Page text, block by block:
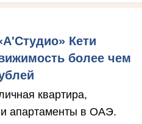
Кети
более чем
квартира,
апартаменты в ОАЭ.